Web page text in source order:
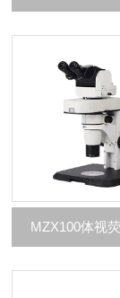
MZX100体视